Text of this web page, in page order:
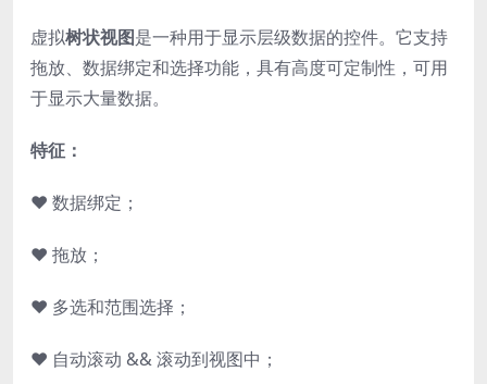
虚拟树状视图是一种用于显示层级数据的控件。它支持
拖放、数据绑定和选择功能，具有高度可定制性，可用
于显示大量数据。
特征：
♥ 数据绑定；
♥ 拖放；
♥ 多选和范围选择；
♥ 自动滚动 && 滚动到视图中；